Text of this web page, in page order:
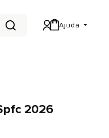
Ajuda
2026